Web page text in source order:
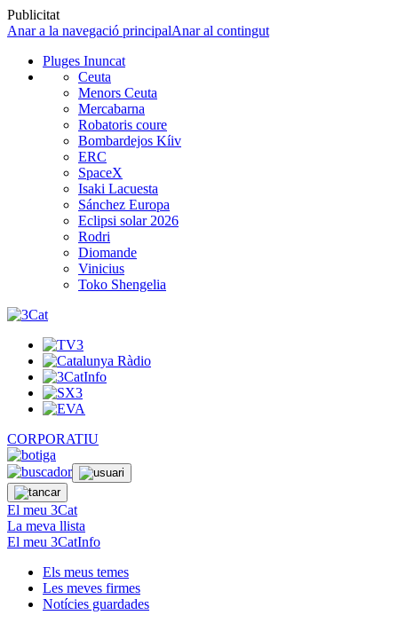
Publicitat
Anar a la navegació principalAnar al contingut
Pluges Inuncat
Ceuta
Menors Ceuta
Mercabarna
Robatoris coure
Bombardejos Kíiv
ERC
SpaceX
Isaki Lacuesta
Sánchez Europa
Eclipsi solar 2026
Rodri
Diomande
Vinicius
Toko Shengelia
CORPORATIU
El meu 3Cat
La meva llista
El meu 3CatInfo
Els meus temes
Les meves firmes
Notícies guardades